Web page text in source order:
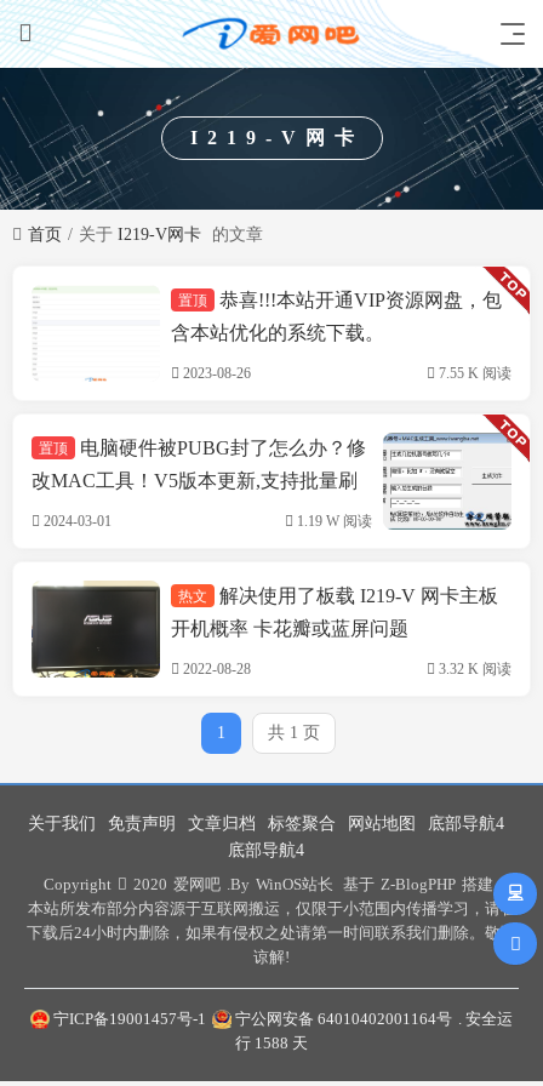
I219-V网卡
首页 关于 I219-V网卡 的文章
技术方案
置顶
恭喜!!!本站开通VIP资源网盘，包
含本站优化的系统下载。
2023-08-26 7.55 K 阅读
置顶
电脑硬件被PUBG封了怎么办？修
改MAC工具！V5版本更新,支持批量刷
机,支持INTEL&瑞立网卡
2024-03-01 1.19 W 阅读
技术方案
热文
解决使用了板载 I219-V 网卡主板
开机概率 卡花瓣或蓝屏问题
2022-08-28 3.32 K 阅读
1 共 1 页
关于我们 免责声明 文章归档 标签聚合 网站地图
底部导航4
底部导航4
Copyright
2020 爱网吧 .By WinOS站长 基于 Z-BlogPHP 搭建 .
本站所发布部分内容源于互联网搬运，仅限于小范围内传播学习，请在
下载后24小时内删除，如果有侵权之处请第一时间联系我们删除。敬请
谅解!
宁ICP备19001457号-1 宁公网安备 64010402001164号 . 安全运
行 1588 天